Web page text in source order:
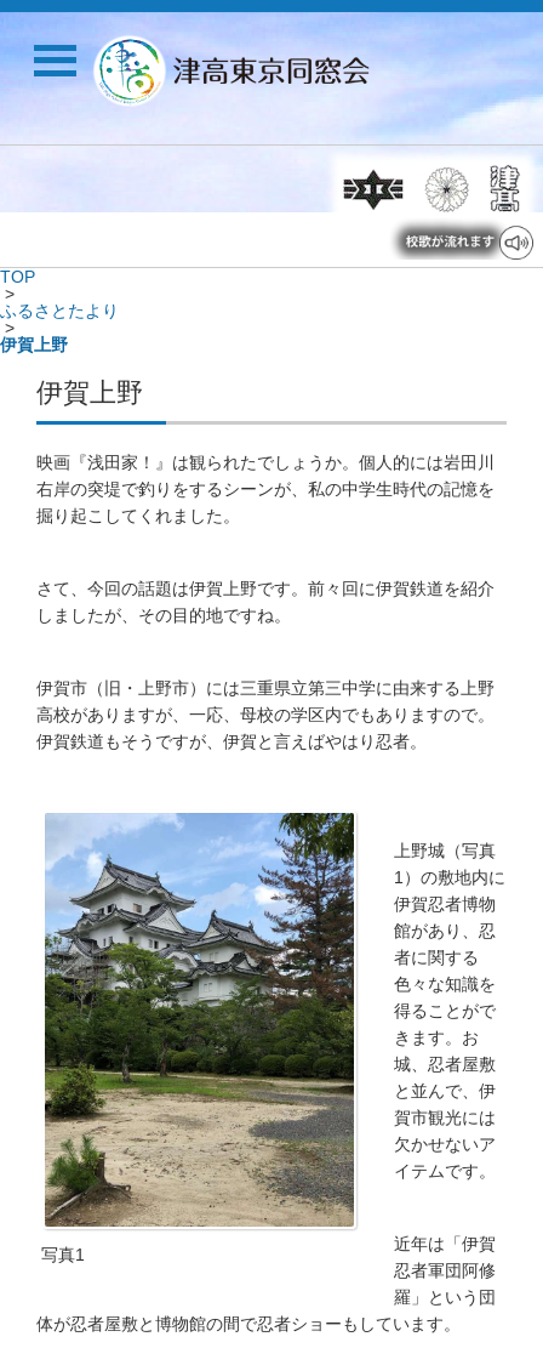
TOP
>
ふるさとたより
>
伊賀上野
伊賀上野
映画『浅田家！』は観られたでしょうか。個人的には岩田川
右岸の突堤で釣りをするシーンが、私の中学生時代の記憶を
掘り起こしてくれました。
さて、今回の話題は伊賀上野です。前々回に伊賀鉄道を紹介
しましたが、その目的地ですね。
伊賀市（旧・上野市）には三重県立第三中学に由来する上野
高校がありますが、一応、母校の学区内でもありますので。
伊賀鉄道もそうですが、伊賀と言えばやはり忍者。
写真1
上野城（写真
1）の敷地内に
伊賀忍者博物
館があり、忍
者に関する
色々な知識を
得ることがで
きます。お
城、忍者屋敷
と並んで、伊
賀市観光には
欠かせないア
イテムです。
近年は「伊賀
忍者軍団阿修
羅」という団
体が忍者屋敷と博物館の間で忍者ショーもしています。